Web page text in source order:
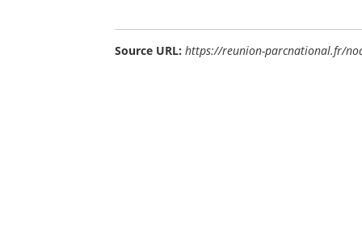
Source URL: https://reunion-parcnational.fr/